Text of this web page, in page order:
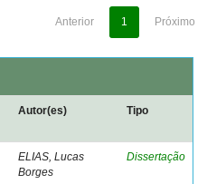
Anterior 1 Próximo
Autor(es) Tipo
ELIAS, Lucas
Borges
Dissertação